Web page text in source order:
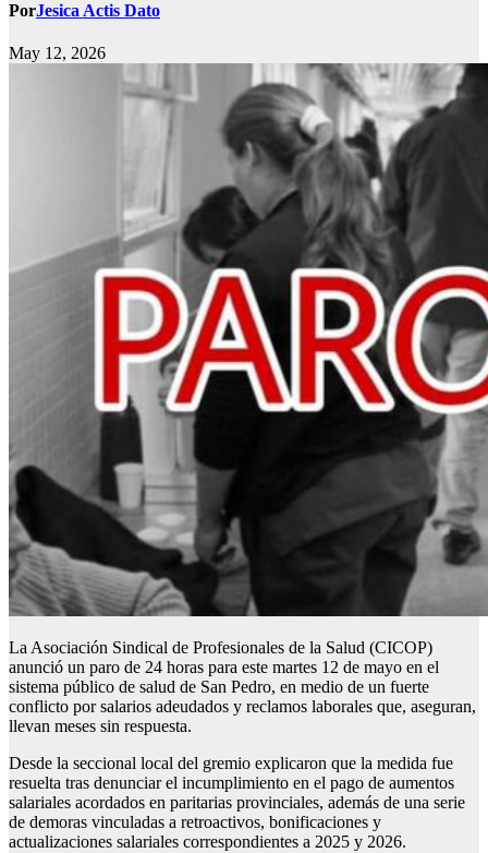
PorJesica Actis Dato
May 12, 2026
La Asociación Sindical de Profesionales de la Salud (CICOP)
anunció un paro de 24 horas para este martes 12 de mayo en el
sistema público de salud de San Pedro, en medio de un fuerte
conflicto por salarios adeudados y reclamos laborales que, aseguran,
llevan meses sin respuesta.
Desde la seccional local del gremio explicaron que la medida fue
resuelta tras denunciar el incumplimiento en el pago de aumentos
salariales acordados en paritarias provinciales, además de una serie
de demoras vinculadas a retroactivos, bonificaciones y
actualizaciones salariales correspondientes a 2025 y 2026.